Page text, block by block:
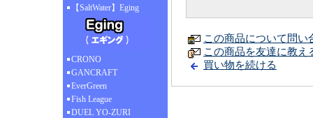
【SaltWater】Eging
CRONO
GANCRAFT
EverGreen
Fish League
DUEL YO-ZURI
この商品について問い
この商品を友達に教え
買い物を続ける